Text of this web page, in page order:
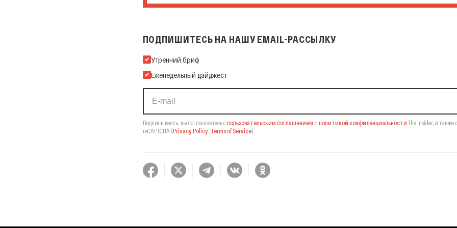
ПОДПИШИТЕСЬ НА НАШУ EMAIL-РАССЫЛКУ
Подпишитесь на нашу Email-рассылку
Утренний бриф
Еженедельный дайджест
Подписываясь, вы соглашаетесь спользовательским соглашением и политикой конфиденциальности The Insider, а также
reCAPTCHA (Privacy Policy, Terms of Service).